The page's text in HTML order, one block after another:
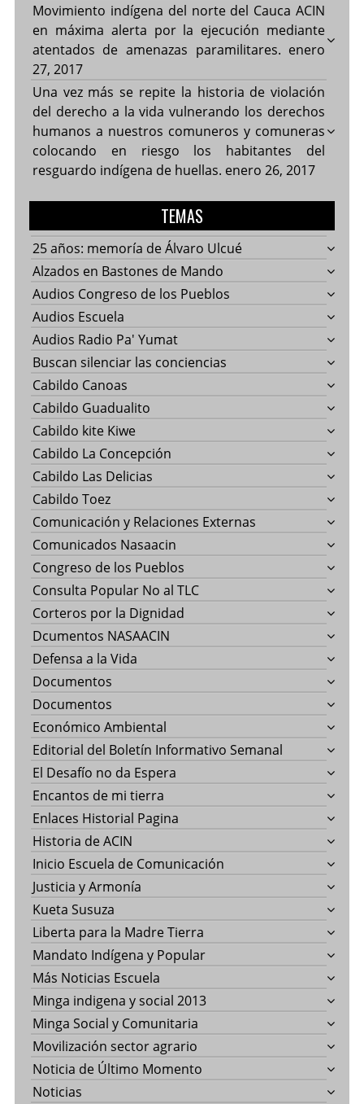
Movimiento indígena del norte del Cauca ACIN
en máxima alerta por la ejecución mediante
atentados de amenazas paramilitares. enero
27, 2017
Una vez más se repite la historia de violación
del derecho a la vida vulnerando los derechos
humanos a nuestros comuneros y comuneras
colocando en riesgo los habitantes del
resguardo indígena de huellas. enero 26, 2017
TEMAS
25 años: memoría de Álvaro Ulcué
Alzados en Bastones de Mando
Audios Congreso de los Pueblos
Audios Escuela
Audios Radio Pa' Yumat
Buscan silenciar las conciencias
Cabildo Canoas
Cabildo Guadualito
Cabildo kite Kiwe
Cabildo La Concepción
Cabildo Las Delicias
Cabildo Toez
Comunicación y Relaciones Externas
Comunicados Nasaacin
Congreso de los Pueblos
Consulta Popular No al TLC
Corteros por la Dignidad
Dcumentos NASAACIN
Defensa a la Vida
Documentos
Documentos
Económico Ambiental
Editorial del Boletín Informativo Semanal
El Desafío no da Espera
Encantos de mi tierra
Enlaces Historial Pagina
Historia de ACIN
Inicio Escuela de Comunicación
Justicia y Armonía
Kueta Susuza
Liberta para la Madre Tierra
Mandato Indígena y Popular
Más Noticias Escuela
Minga indigena y social 2013
Minga Social y Comunitaria
Movilización sector agrario
Noticia de Último Momento
Noticias